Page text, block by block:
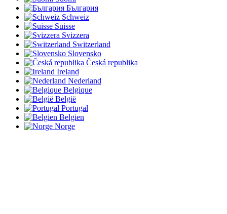
България
Schweiz
Suisse
Svizzera
Switzerland
Slovensko
Česká republika
Ireland
Nederland
Belgique
België
Portugal
Belgien
Norge